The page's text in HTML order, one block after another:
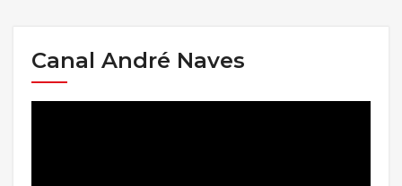
Canal André Naves